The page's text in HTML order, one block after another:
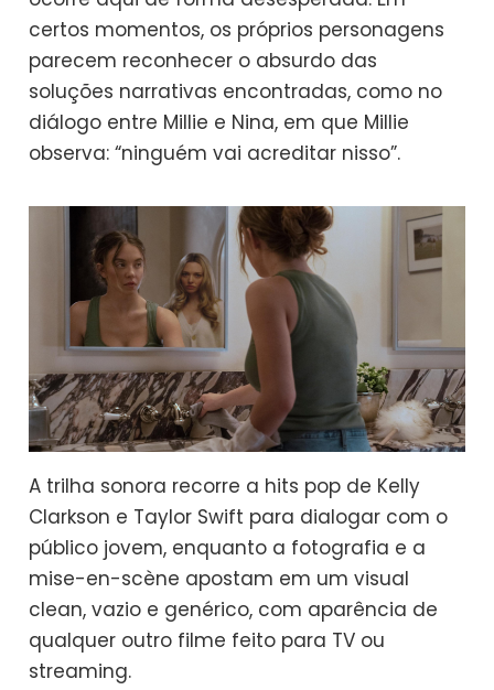
certos momentos, os próprios personagens
parecem reconhecer o absurdo das
soluções narrativas encontradas, como no
diálogo entre Millie e Nina, em que Millie
observa: “ninguém vai acreditar nisso”.
A trilha sonora recorre a hits pop de Kelly
Clarkson e Taylor Swift para dialogar com o
público jovem, enquanto a fotografia e a
mise-en-scène apostam em um visual
clean, vazio e genérico, com aparência de
qualquer outro filme feito para TV ou
streaming.